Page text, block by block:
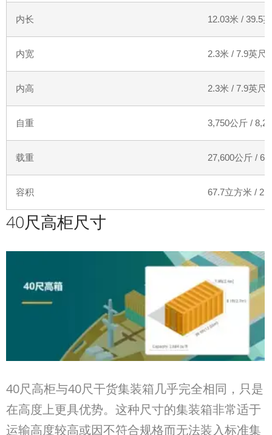
内长 12.03米 / 39.5
内宽 2.3米 / 7.9英尺
内高 2.3米 / 7.9英尺
自重 3,750公斤 /
载重 27,600公斤 /
容积 67.7立方米 /
40尺高柜尺寸
40尺高柜与40尺干货集装箱几乎完全相同，只是
在高度上更具优势。这种尺寸的集装箱非常适于
运输高度较高或因不符合规格而无法装入标准集